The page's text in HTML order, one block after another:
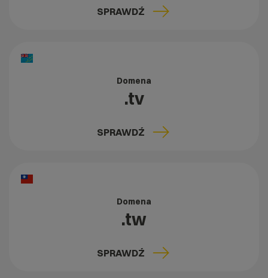
SPRAWDŹ
Domena
.tv
SPRAWDŹ
Domena
.tw
SPRAWDŹ